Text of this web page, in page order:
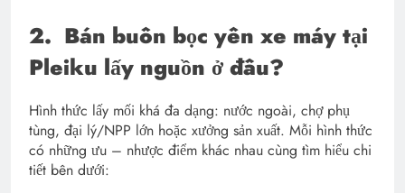
2. Bán buôn bọc yên xe máy tại
Pleiku lấy nguồn ở đâu?
Hình thức lấy mối khá đa dạng: nước ngoài, chợ phụ
tùng, đại lý/NPP lớn hoặc xưởng sản xuất. Mỗi hình thức
có những ưu – nhược điểm khác nhau cùng tìm hiểu chi
tiết bên dưới: